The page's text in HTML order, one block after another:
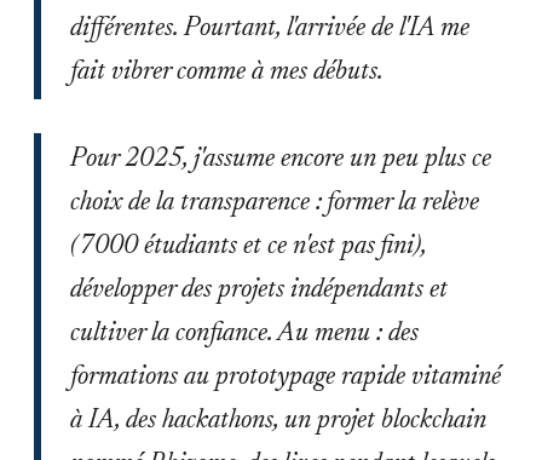
différentes. Pourtant, l'arrivée de l'IA me
fait vibrer comme à mes débuts.
Pour 2025, j'assume encore un peu plus ce
choix de la transparence : former la relève
(7000 étudiants et ce n'est pas fini),
développer des projets indépendants et
cultiver la confiance. Au menu : des
formations au prototypage rapide vitaminé
à IA, des hackathons, un projet blockchain